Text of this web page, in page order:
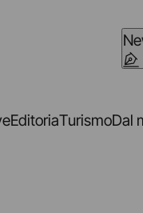
EditoriaTurismoDal